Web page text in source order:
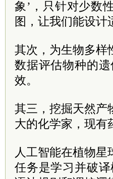
象’，只针对少数
图，让我们能设计
其次，为生物多样
数据评估物种的
效。
其三，挖掘天然产
大的化学家，现有
人工智能在植物
任务是学习并破